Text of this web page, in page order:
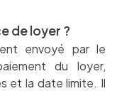
de loyer ?
envoyé par le
du loyer,
et la date limite. Il